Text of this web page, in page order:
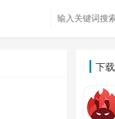
下载